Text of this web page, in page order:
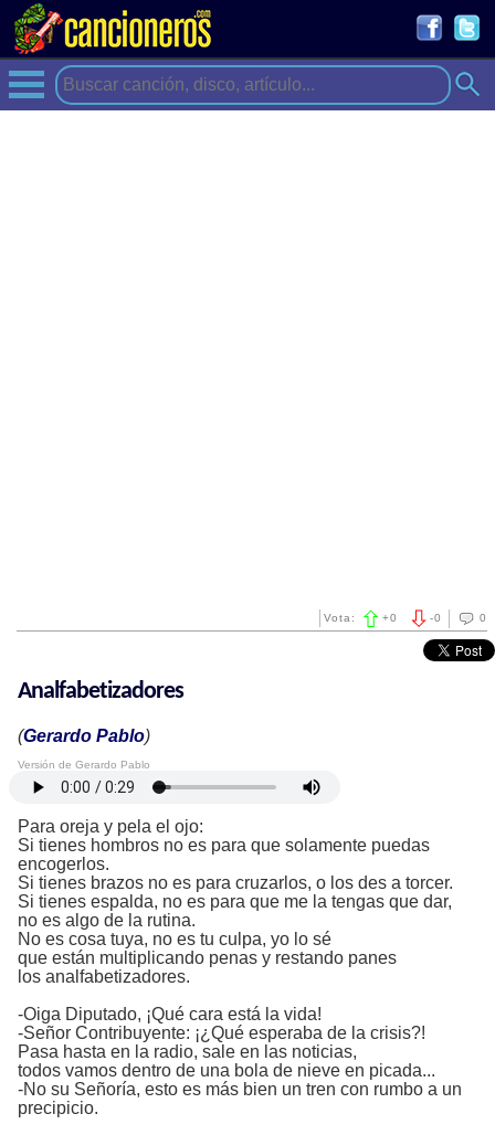
0
-0
Vota: +0
Analfabetizadores
(Gerardo Pablo)
Versión de Gerardo Pablo
Para oreja y pela el ojo:
Si tienes hombros no es para que solamente puedas
encogerlos.
Si tienes brazos no es para cruzarlos, o los des a torcer.
Si tienes espalda, no es para que me la tengas que dar,
no es algo de la rutina.
No es cosa tuya, no es tu culpa, yo lo sé
que están multiplicando penas y restando panes
los analfabetizadores.
-Oiga Diputado, ¡Qué cara está la vida!
-Señor Contribuyente: ¡¿Qué esperaba de la crisis?!
Pasa hasta en la radio, sale en las noticias,
todos vamos dentro de una bola de nieve en picada...
-No su Señoría, esto es más bien un tren con rumbo a un
precipicio.